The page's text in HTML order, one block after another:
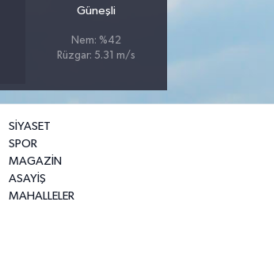
Güneşli
Nem: %42
Rüzgar: 5.31 m/s
SİYASET
SPOR
MAGAZİN
ASAYİŞ
MAHALLELER